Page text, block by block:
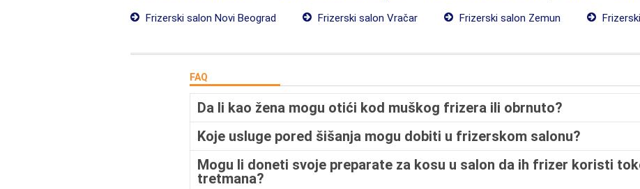
Frizerski salon Novi Beograd
Frizerski salon Vračar Frizerski salon Zemun
FAQ
Da li kao žena mogu otići kod muškog frizera ili obrnuto?
Koje usluge pored šišanja mogu dobiti u frizerskom salonu?
Mogu li doneti svoje preparate za kosu u salon da ih frizer koristi
tretmana?